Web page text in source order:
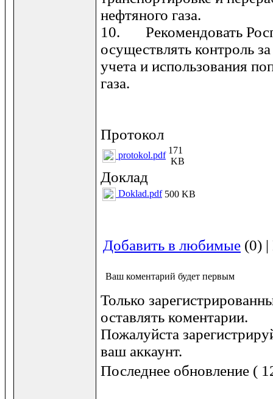
нефтяного газа.
10. Рекомендовать
осуществлять контроль
учета и использования
газа.
Протокол
protokol.pdf 171
KB
Доклад
Doklad.pdf 500 KB
Добавить в любимые (0)
Ваш коментарий будет первым
Только
оставлять коментарии.
Пожалуйста
ваш аккаунт.
Последнее обновление (